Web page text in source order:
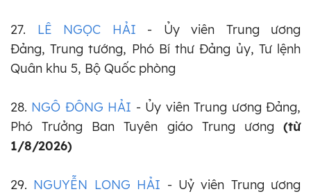
27. LÊ NGỌC HẢI - Ủy viên Trung ương
Đảng, Trung tướng, Phó Bí thư Đảng ủy, Tư lệnh
Quân khu 5, Bộ Quốc phòng
28. NGÔ ĐÔNG HẢI - Ủy viên Trung ương Đảng,
Phó Trưởng Ban Tuyên giáo Trung ương (từ
1/8/2026)
29. NGUYỄN LONG HẢI - Uỷ viên Trung ương